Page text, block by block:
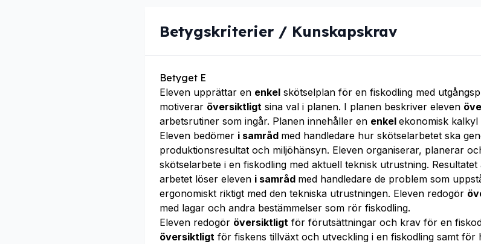
Betygskriterier / Kunskapskrav
Betyget E
Eleven upprättar en enkel skötselplan för en fiskodling med
motiverar översiktligt sina val i planen. I planen beskriver eleven
arbetsrutiner som ingår. Planen innehåller en enkel ekonomisk
Eleven bedömer i samråd med handledare hur skötselarbetet ska
produktionsresultat och miljöhänsyn. Eleven organiserar, planerar
skötselarbete i en fiskodling med aktuell teknisk utrustning.
arbetet löser eleven i samråd med handledare de problem som
ergonomiskt riktigt med den tekniska utrustningen. Eleven redogör
med lagar och andra bestämmelser som rör fiskodling.
Eleven redogör översiktligt för förutsättningar och krav för en
översiktligt för fiskens tillväxt och utveckling i en fiskodling samt för